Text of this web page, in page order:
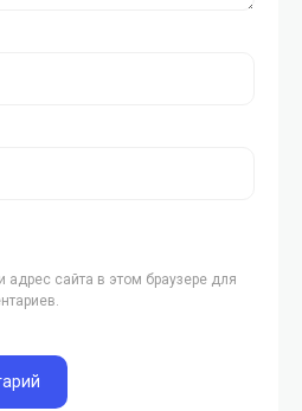
адрес сайта в этом браузере для